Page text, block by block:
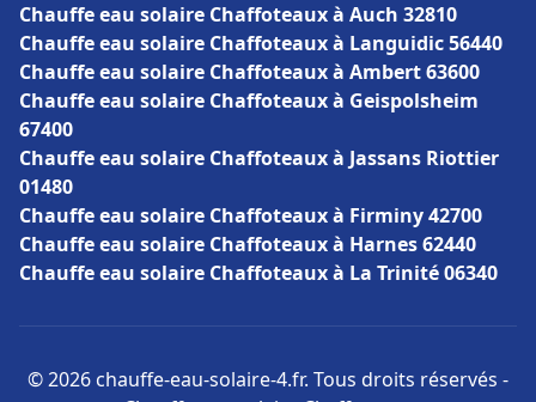
Chauffe eau solaire Chaffoteaux à Auch 32810
Chauffe eau solaire Chaffoteaux à Languidic 56440
Chauffe eau solaire Chaffoteaux à Ambert 63600
Chauffe eau solaire Chaffoteaux à Geispolsheim
67400
Chauffe eau solaire Chaffoteaux à Jassans Riottier
01480
Chauffe eau solaire Chaffoteaux à Firminy 42700
Chauffe eau solaire Chaffoteaux à Harnes 62440
Chauffe eau solaire Chaffoteaux à La Trinité 06340
© 2026 chauffe-eau-solaire-4.fr. Tous droits réservés -